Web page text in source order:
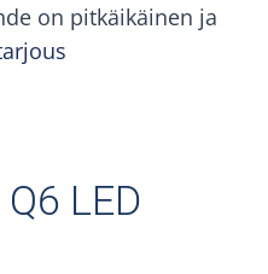
on pitkäikäinen ja
LED